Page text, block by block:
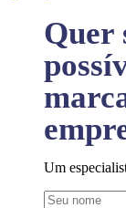
Quer
Um